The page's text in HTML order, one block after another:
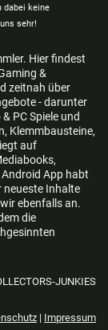
dabei keine
sehr!
Hier findest
&
zeitnah über
- darunter
PC Spiele und
Klemmbausteine,
auf
Android App habt
neueste Inhalte
ebenfalls an.
die
JUNKIES
| Impressum